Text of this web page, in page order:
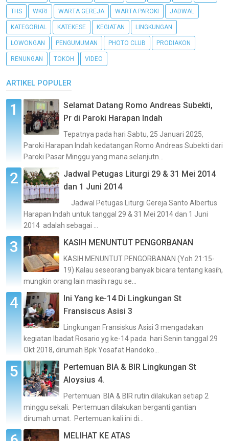
THS WKRI WARTA GEREJA WARTA PAROKI JADWAL
KATEGORIAL KATEKESE KEGIATAN LINGKUNGAN
LOWONGAN PENGUMUMAN PHOTO CLUB PRODIAKON
RENUNGAN TOKOH VIDEO
ARTIKEL POPULER
Selamat Datang Romo Andreas Subekti,
Pr di Paroki Harapan Indah
Tepatnya pada hari Sabtu, 25 Januari 2025,
Paroki Harapan Indah kedatangan Romo Andreas Subekti dari
Paroki Pasar Minggu yang mana selanjutn...
Jadwal Petugas Liturgi 29 & 31 Mei 2014
dan 1 Juni 2014
Jadwal Petugas Liturgi Gereja Santo Albertus
Harapan Indah untuk tanggal 29 & 31 Mei 2014 dan 1 Juni
2014 adalah sebagai ...
KASIH MENUNTUT PENGORBANAN
KASIH MENUNTUT PENGORBANAN (Yoh 21:15-
19) Kalau seseorang banyak bicara tentang kasih,
mungkin orang lain masih ragu se...
Ini Yang ke-14 Di Lingkungan St
Fransiscus Asisi 3
Lingkungan Fransiskus Asisi 3 mengadakan
kegiatan Ibadat Rosario yg ke-14 pada hari Senin tanggal 29
Okt 2018, dirumah Bpk Yosafat Handoko...
Pertemuan BIA & BIR Lingkungan St
Aloysius 4.
Pertemuan BIA & BIR rutin dilakukan setiap 2
minggu sekali. Pertemuan dilakukan berganti gantian
dirumah umat. Pertemuan kali ini di...
MELIHAT KE ATAS